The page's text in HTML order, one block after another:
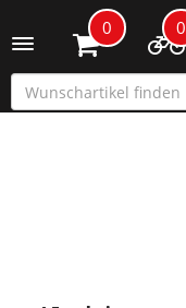
Toggle navigation
0 0